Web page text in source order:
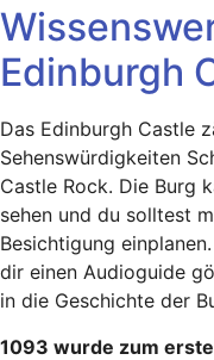
Edinburgh
Das Edinburgh Castle
Sehenswürdigkeiten
Castle Rock. Die Burg
sehen und du solltest
Besichtigung
dir einen Audioguide
in die Geschichte der
1093 wurde zum